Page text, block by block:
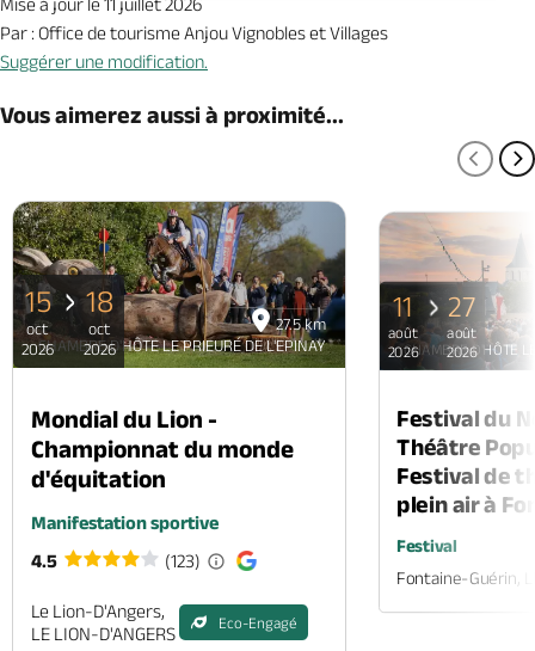
Mise à jour le 11 juillet 2026
Par : Office de tourisme Anjou Vignobles et Villages
Suggérer une modification.
Vous aimerez aussi à proximité...
27.5 km
CHAMBRE D'HÔTE LE PRIEURÉ DE L'EPINAY
15
oct
2026
18
oct
2026
Mondial du Lion -
Championnat du monde
d'équitation
Manifestation sportive
4.5
(123)
Le Lion-D'Angers,
LE LION-D'ANGERS
Eco-Engagé
CHAMBRE D'HÔTE
11
août
2026
27
août
2026
Festival du
Théâtre
Festival de
plein air à
Festival
Fontaine-Guérin,